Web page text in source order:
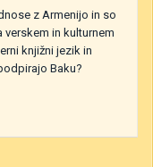
z Armenijo in so
in kulturnem
knjižni jezik in
Baku?